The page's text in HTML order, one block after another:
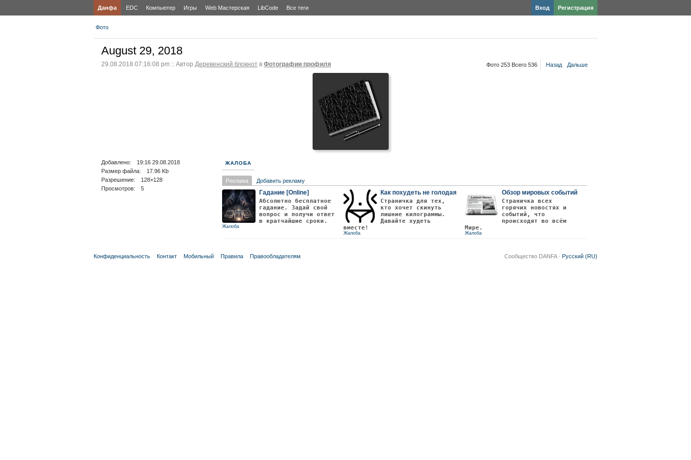
Данфа EDC Компьютер Игры Web Мастерская LibCode Все теги Регистрация
Вход
Фото
August 29, 2018
29.08.2018 07:16:08 pm :: Автор Деревенский блокнот в Фотографии профиля Фото 253 Всего 536 Назад Дальше
Добавлено: 19:16 29.08.2018
Размер файла: 17.96 Kb
Разрешение: 128×128
Просмотров: 5
ЖАЛОБА
Реклама Добавить рекламу
Гадание [Online]
Абсолютно бесплатное
гадание. Задай свой
вопрос и получи ответ
в кратчайшие сроки.
Жалоба
Как похудеть не голодая
Страничка для тех,
кто хочет скинуть
лишние килограммы.
Давайте худеть
вместе!
Жалоба
Обзор мировых событий
Страничка всех
горячих новостях и
событий, что
происходят во всём
Мире.
Жалоба
Конфиденциальность Контакт Мобильный Правила Правообладателям Сообщество DANFA · Русский (RU)